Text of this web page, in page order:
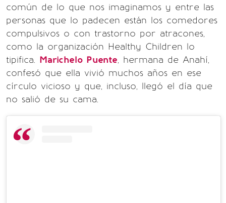
común de lo que nos imaginamos y entre las
personas que lo padecen están los comedores
compulsivos o con trastorno por atracones,
como la organización Healthy Children lo
tipifica. Marichelo Puente, hermana de Anahí,
confesó que ella vivió muchos años en ese
círculo vicioso y que, incluso, llegó el día que
no salió de su cama.